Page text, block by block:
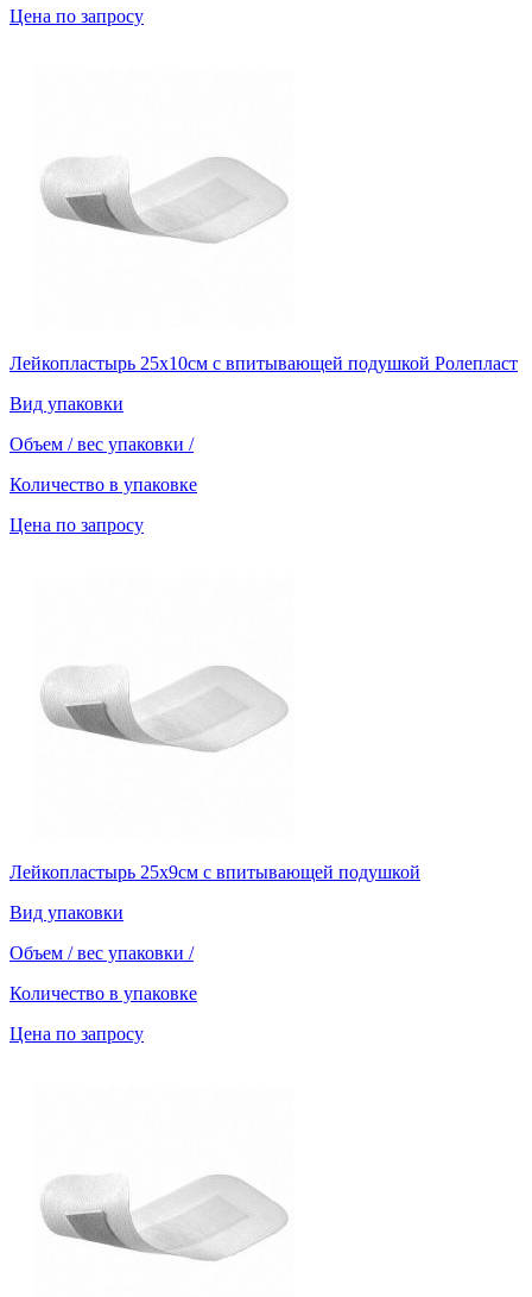
Цена по запросу
Лейкопластырь 25х10см с впитывающей подушкой Ролепласт
Вид упаковки
Объем / вес упаковки /
Количество в упаковке
Цена по запросу
Лейкопластырь 25х9см с впитывающей подушкой
Вид упаковки
Объем / вес упаковки /
Количество в упаковке
Цена по запросу